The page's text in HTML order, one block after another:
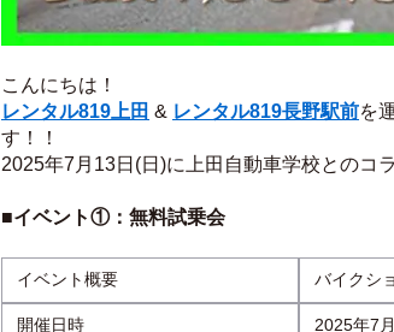
こんにちは！
レンタル819上田 & レンタル819長野駅前を
す！！
2025年7月13日(日)に上田自動車学校とのコ
■イベント①：無料試乗会
イベント概要 バイクシ
開催日時 2025年7